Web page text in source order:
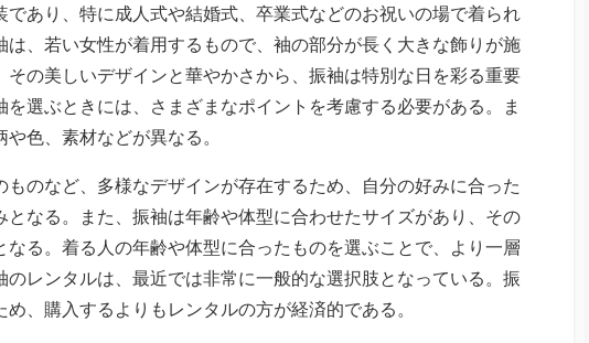
あり、特に成人式や結婚式、卒業式などのお祝いの場で着られ
は、若い女性が着用するもので、袖の部分が長く大きな飾りが施
その美しいデザインと華やかさから、振袖は特別な日を彩る重要
選ぶときには、さまざまなポイントを考慮する必要がある。ま
色、素材などが異なる。
のなど、多様なデザインが存在するため、自分の好みに合った
なる。また、振袖は年齢や体型に合わせたサイズがあり、その
なる。着る人の年齢や体型に合ったものを選ぶことで、より一層
のレンタルは、最近では非常に一般的な選択肢となっている。振
、購入するよりもレンタルの方が経済的である。